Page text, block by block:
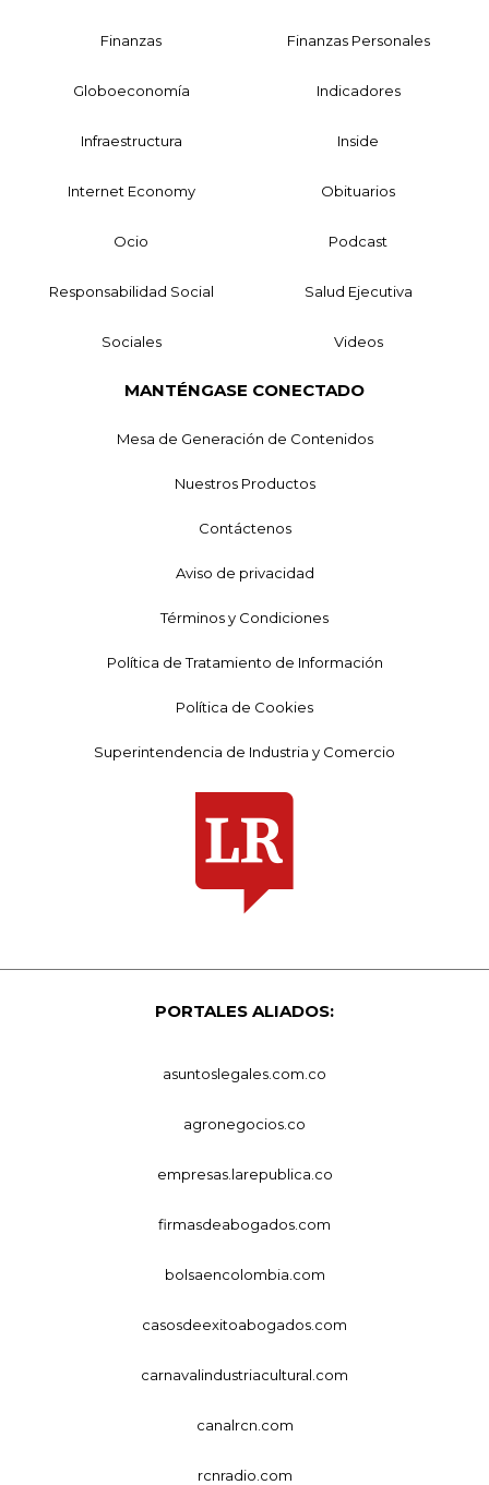
Finanzas Finanzas Personales
Globoeconomía Indicadores
Infraestructura Inside
Internet Economy Obituarios
Ocio Podcast
Responsabilidad Social Salud Ejecutiva
Sociales Videos
MANTÉNGASE CONECTADO
Mesa de Generación de Contenidos
Nuestros Productos
Contáctenos
Aviso de privacidad
Términos y Condiciones
Política de Tratamiento de Información
Política de Cookies
Superintendencia de Industria y Comercio
PORTALES ALIADOS:
asuntoslegales.com.co
agronegocios.co
empresas.larepublica.co
firmasdeabogados.com
bolsaencolombia.com
casosdeexitoabogados.com
carnavalindustriacultural.com
canalrcn.com
rcnradio.com